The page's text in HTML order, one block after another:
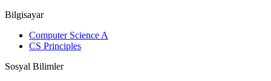
Bilgisayar
Computer Science A
CS Principles
Sosyal Bilimler